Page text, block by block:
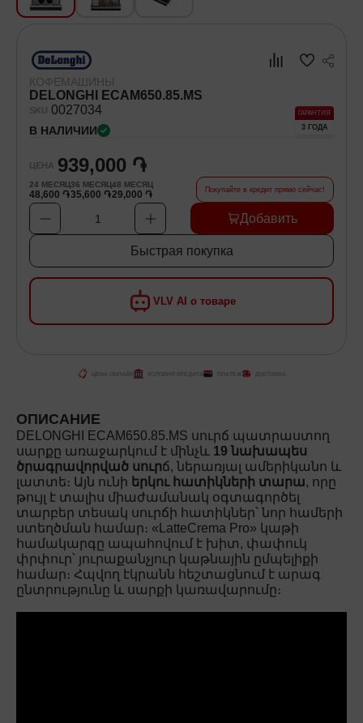
Самокаты и Гироскутеры
VLV AI о товаре
КОФЕМАШИНЫ
DELONGHI ECAM650.85.MS
SKU 0027034
В НАЛИЧИИ
ГАРАНТИЯ
3 ГОДА
ЦЕНА 939,000 ֏
24 МЕСЯЦ
48,600 ֏
36 МЕСЯЦ
35,600 ֏
48 МЕСЯЦ
29,000 ֏ Покупайте в кредит прямо сейчас!
1 Добавить
Быстрая покупка
ЦЕНА ОНЛАЙН УСЛОВИЯ КРЕДИТА ПЛАТЕЖ ДОСТАВКА
ОПИСАНИЕ
DELONGHI ECAM650.85.MS սուրճ պատրաստող
սարքը առաջարկում է մինչև 19 նախապես
ծրագրավորված սուրճ, ներառյալ ամերիկանո և
լատտե։ Այն ունի երկու հատիկների տարա, որը
թույլ է տալիս միաժամանակ օգտագործել
տարբեր տեսակ սուրճի հատիկներ՝ նոր համերի
ստեղծման համար։ «LatteCrema Pro» կաթի
համակարգը ապահովում է խիտ, փափուկ
փրփուր՝ յուրաքանչյուր կաթնային ըմպելիքի
համար։ Հպվող էկրանն հեշտացնում է արագ
ընտրությունը և սարքի կառավարումը։